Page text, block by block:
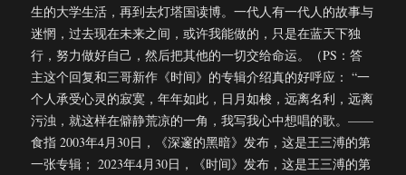
生的大学生活，再到去灯塔国读博。一代人有一代人的故事与
迷惘，过去现在未来之间，或许我能做的，只是在蓝天下独
行，努力做好自己，然后把其他的一切交给命运。（PS：答
主这个回复和三哥新作《时间》的专辑介绍真的好呼应： “一
个人承受心灵的寂寞，年年如此，日月如梭，远离名利，远离
污浊，就这样在僻静荒凉的一角，我写我心中想唱的歌。——
食指 2003年4月30日，《深邃的黑暗》发布，这是王三溥的第
一张专辑； 2023年4月30日，《时间》发布，这是王三溥的第